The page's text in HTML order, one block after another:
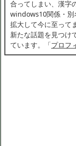
合ってしまい、漢字
windows10関係・別
拡大して今に至って
新たな話題を見つけ
ています。「プロフ